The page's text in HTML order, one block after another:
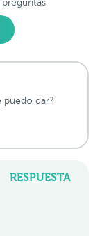
puedo dar?
RESPUESTA